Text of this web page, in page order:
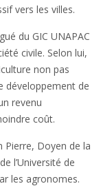
vers les villes.
du GIC UNAPAC
civile. Selon lui,
non pas
développement de
revenu
coût.
Pierre, Doyen de la
l’Université de
les agronomes.